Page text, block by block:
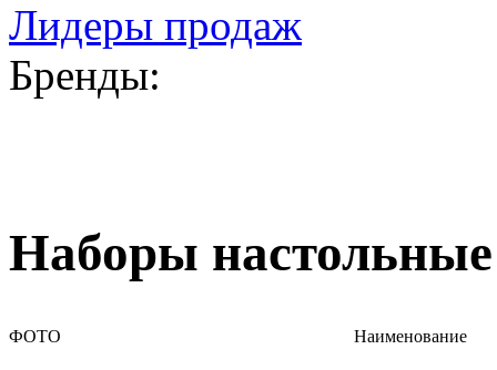
Лидеры продаж
Бренды:
Наборы настольные
ФОТО Наименование